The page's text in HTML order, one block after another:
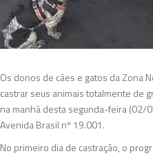
Os donos de cães e gatos da Zona
castrar seus animais totalmente de
na manhã desta segunda-feira (02/
Avenida Brasil nº 19.001.
No primeiro dia de castração, o